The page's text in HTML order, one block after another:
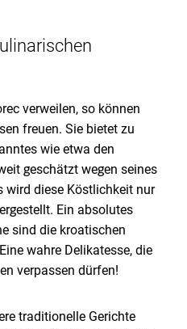
verweilen, so können
freuen. Sie bietet zu
wie etwa den
geschätzt wegen seines
wird diese Köstlichkeit nur
Ein absolutes
sind die kroatischen
wahre Delikatesse, die
verpassen dürfen!
traditionelle Gerichte